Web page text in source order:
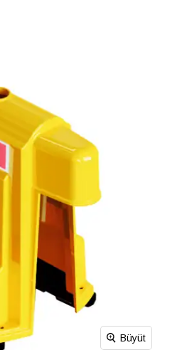
Büyüt